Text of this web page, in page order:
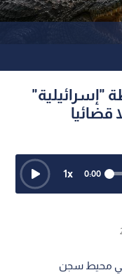
قضائيا
0:00
1x
في محيط سجن